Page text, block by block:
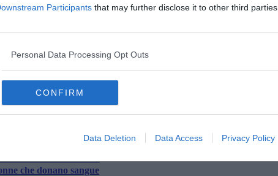
Participants that may further disclose it to other third parties.
Personal Data Processing Opt Outs
CONFIRM
Data Deletion Data Access Privacy Policy
della Toscana iscriviti alla
direttamente nella tua casella di posta.
di Tiziano Grazzini
della Maccarella"
che donano sangue